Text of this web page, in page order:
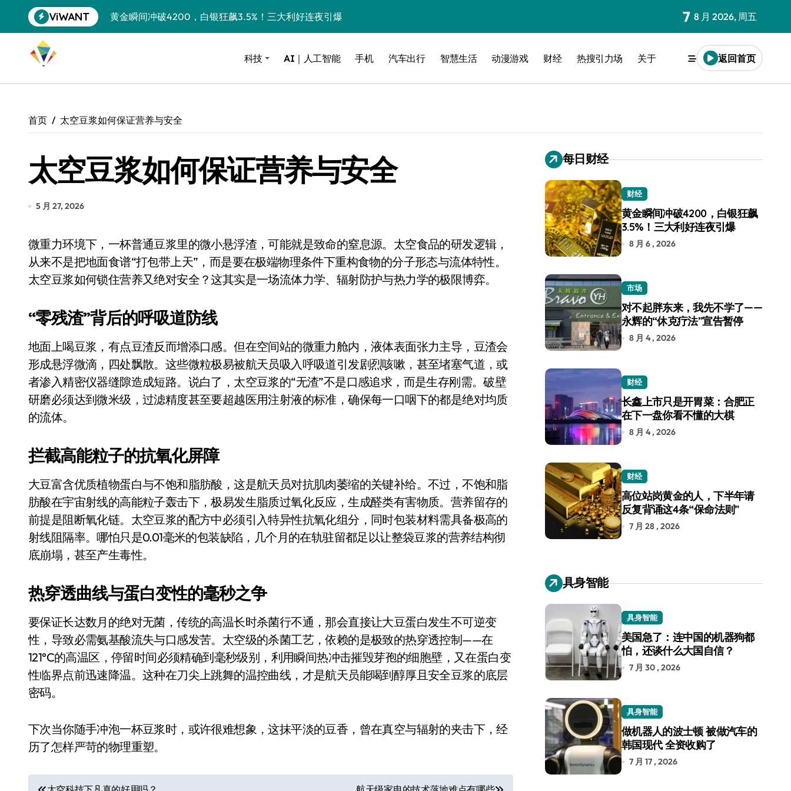
到
ViWANT
黄金瞬间冲破4200，白银狂飙3.5%！三大利好连夜引爆
Peloton 新车实测：屏幕能转、风扇怼脸，但最狠的是那个机械音
Xbox七月大崩盘：裁员3200、卖工作室、网络瘫了，微软这次真急了
谷歌DeepMind创始人辞去CEO，但继续“垂帘听政”？
全球最小U盘，容量却碾压iPhone 17顶配？闪迪这波操作太狠了
400层堆叠、性能翻倍 三星把最新存储技术给了AI
550亿美金！沙特把EA买了，但背了200亿的债
Xbox 25岁生日送壁纸送徽章，就是不送主机，你领不领？
花钱买宝马，启动先看蜘蛛侠？”车主怒了：车内不是广告屏！
Windows 11家庭版和专业版，选错真的会后悔吗？
你的U盘格式对了吗？详解exFAT和NTFS的终极对决
维修店最怕的“作死”操作：把手机塞冰箱，你中招了吗？
对不起胖东来，我先不学了——永辉的“休克疗法”宣告暂停
国际首次！中国钙钛矿探测器太空“开箱”，一边探测射线一边光伏发电
小米涨价！K90跳上3099，小米17标准版逼近4800
长鑫上市只是开胃菜：合肥正在下一盘你看不懂的大棋
耳机低音像白开水？90%的人第一步就做错了
复古玩家狂喜：Anbernic第三次复刻GBA SP，情怀拉满
Xbox 360 游戏终于要登 PC，光盘党也能“以盘换数”了？
AirTag 新版到底香不香？一篇帮你避坑+种草
苹果三星偷偷在用的“无感切换”，索尼Bose却学不会？一文讲透
Apple Watch 表盘还能这么玩？保姆级教程，有手就会！
7 8 月 2026, 周五
科技 AI｜人工智能 手机 汽车出行 智慧生活 动漫游戏 财经 热搜引力场 关于 返回首页
首页 太空豆浆如何保证营养与安全
太空豆浆如何保证营养与安全
5 月 27, 2026
微重力环境下，一杯普通豆浆里的微小悬浮渣，可能就是致命的窒息源。太空食品的研发逻辑，
从来不是把地面食谱“打包带上天”，而是要在极端物理条件下重构食物的分子形态与流体特性。
太空豆浆如何锁住营养又绝对安全？这其实是一场流体力学、辐射防护与热力学的极限博弈。
“零残渣”背后的呼吸道防线
地面上喝豆浆，有点豆渣反而增添口感。但在空间站的微重力舱内，液体表面张力主导，豆渣会
形成悬浮微滴，四处飘散。这些微粒极易被航天员吸入呼吸道引发剧烈咳嗽，甚至堵塞气道，或
者渗入精密仪器缝隙造成短路。说白了，太空豆浆的“无渣”不是口感追求，而是生存刚需。破壁
研磨必须达到微米级，过滤精度甚至要超越医用注射液的标准，确保每一口咽下的都是绝对均质
的流体。
拦截高能粒子的抗氧化屏障
大豆富含优质植物蛋白与不饱和脂肪酸，这是航天员对抗肌肉萎缩的关键补给。不过，不饱和脂
肪酸在宇宙射线的高能粒子轰击下，极易发生脂质过氧化反应，生成醛类有害物质。营养留存的
前提是阻断氧化链。太空豆浆的配方中必须引入特异性抗氧化组分，同时包装材料需具备极高的
射线阻隔率。哪怕只是0.01毫米的包装缺陷，几个月的在轨驻留都足以让整袋豆浆的营养结构彻
底崩塌，甚至产生毒性。
热穿透曲线与蛋白变性的毫秒之争
要保证长达数月的绝对无菌，传统的高温长时杀菌行不通，那会直接让大豆蛋白发生不可逆变
性，导致必需氨基酸流失与口感发苦。太空级的杀菌工艺，依赖的是极致的热穿透控制——在
121°C的高温区，停留时间必须精确到毫秒级别，利用瞬间热冲击摧毁芽孢的细胞壁，又在蛋白变
性临界点前迅速降温。这种在刀尖上跳舞的温控曲线，才是航天员能喝到醇厚且安全豆浆的底层
密码。
下次当你随手冲泡一杯豆浆时，或许很难想象，这抹平淡的豆香，曾在真空与辐射的夹击下，经
历了怎样严苛的物理重塑。
文
每日财经
财经
黄金瞬间冲破4200，白银狂飙
3.5%！三大利好连夜引爆
8 月 6 , 2026
市场
对不起胖东来，我先不学了——
永辉的“休克疗法”宣告暂停
8 月 4 , 2026
财经
长鑫上市只是开胃菜：合肥正
在下一盘你看不懂的大棋
8 月 4 , 2026
财经
高位站岗黄金的人，下半年请
反复背诵这4条“保命法则”
7 月 28 , 2026
具身智能
具身智能
美国急了：连中国的机器狗都
怕，还谈什么大国自信？
7 月 30 , 2026
具身智能
做机器人的波士顿 被做汽车的
韩国现代 全资收购了
7 月 17 , 2026